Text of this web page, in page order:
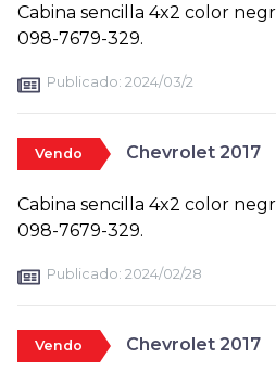
Cabina sencilla 4x2 color
098-7679-329.
Publicado: 2024/03/2
Vendo Chevrolet 2017
Cabina sencilla 4x2 color
098-7679-329.
Publicado: 2024/02/28
Vendo Chevrolet 2017